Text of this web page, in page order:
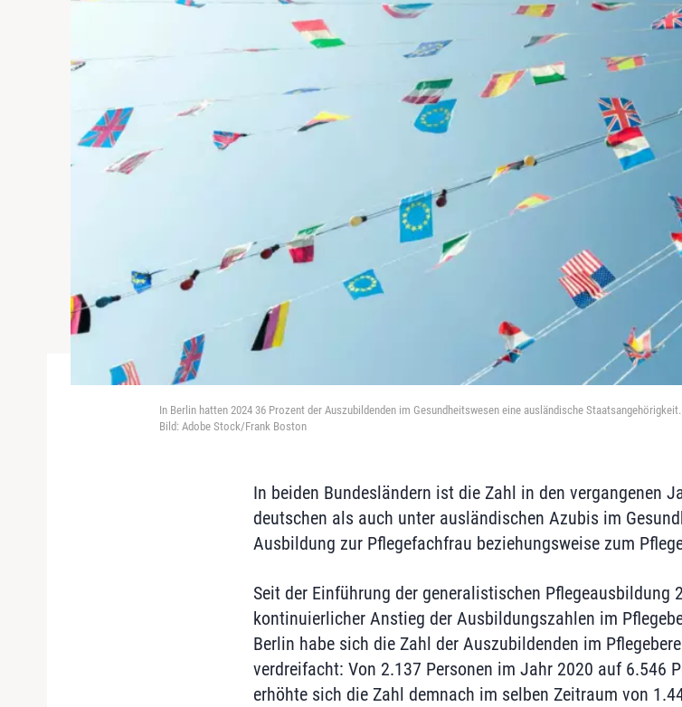
In Berlin hatten 2024 36 Prozent der Auszubildenden im Gesundheitswesen eine ausländische
Bild: Adobe Stock/Frank Boston
In beiden Bundesländern ist die Zahl in den vergangenen
deutschen als auch unter ausländischen Azubis im
Ausbildung zur Pflegefachfrau beziehungsweise zum
Seit der Einführung der generalistischen Pflegeausbildung
kontinuierlicher Anstieg der Ausbildungszahlen im
Berlin habe sich die Zahl der Auszubildenden im
verdreifacht: Von 2.137 Personen im Jahr 2020 auf 6.546
erhöhte sich die Zahl demnach im selben Zeitraum von